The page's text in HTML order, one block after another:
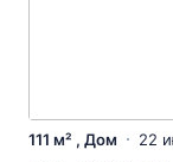
111 м² , Дом 22